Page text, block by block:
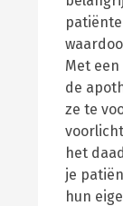
Met
de
ze te
het
je
hun